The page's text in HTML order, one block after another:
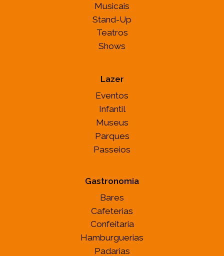
Musicais
Stand-Up
Teatros
Shows
Lazer
Eventos
Infantil
Museus
Parques
Passeios
Gastronomia
Bares
Cafeterias
Confeitaria
Hamburguerias
Padarias